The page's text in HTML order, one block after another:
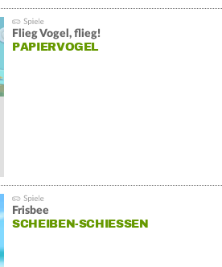
Höhen.
Flieg Vogel, flieg!
PAPIERVOGEL
Frisbee
SCHEIBEN-SCHIESSEN